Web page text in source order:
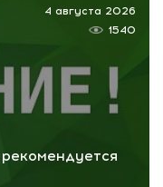
4 августа 2026
1540